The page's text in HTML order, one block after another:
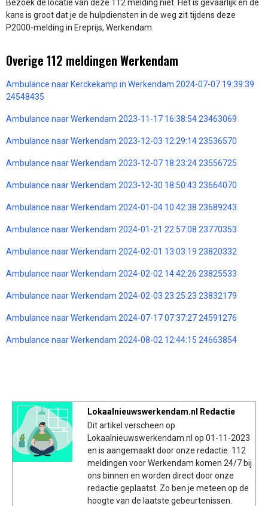
Bezoek de locatie van deze 112 melding niet. Het is gevaarlijk en de
kans is groot dat je de hulpdiensten in de weg zit tijdens deze
P2000-melding in Ereprijs, Werkendam.
Overige 112 meldingen Werkendam
Ambulance naar Kerckekamp in Werkendam 2024-07-07 19:39:39
24548435
Ambulance naar Werkendam 2023-11-17 16:38:54 23463069
Ambulance naar Werkendam 2023-12-03 12:29:14 23536570
Ambulance naar Werkendam 2023-12-07 18:23:24 23556725
Ambulance naar Werkendam 2023-12-30 18:50:43 23664070
Ambulance naar Werkendam 2024-01-04 10:42:38 23689243
Ambulance naar Werkendam 2024-01-21 22:57:08 23770353
Ambulance naar Werkendam 2024-02-01 13:03:19 23820332
Ambulance naar Werkendam 2024-02-02 14:42:26 23825533
Ambulance naar Werkendam 2024-02-03 23:25:23 23832179
Ambulance naar Werkendam 2024-07-17 07:37:27 24591276
Ambulance naar Werkendam 2024-08-02 12:44:15 24663854
Lokaalnieuwswerkendam.nl Redactie
Dit artikel verscheen op
Lokaalnieuwswerkendam.nl op 01-11-2023
en is aangemaakt door onze redactie. 112
meldingen voor Werkendam komen 24/7 bij
ons binnen en worden direct door onze
redactie geplaatst. Zo ben je meteen op de
hoogte van de laatste gebeurtenissen.